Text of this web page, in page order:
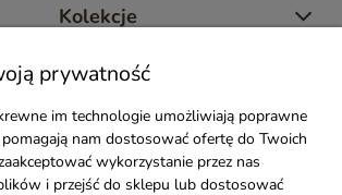
Kolekcje
Moje konto
Pomoc
prywatność
im technologie umożliwiają poprawne
pomagają nam dostosować ofertę do Twoich
wykorzystanie przez nas
i przejść do sklepu lub dostosować